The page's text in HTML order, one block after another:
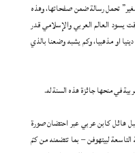
تحمل رسالة ضمن صفحاتها، وهذه
يسود العالم العربي والإسلامي قدر
او مذهبيا، وكم يشبه وضعنا بالذي
في منحها جائزة هذه السنة له.
هائل كابن عربي عبر احتضان صورة
لبيتهوفن – بما تتضمنه من كمّ